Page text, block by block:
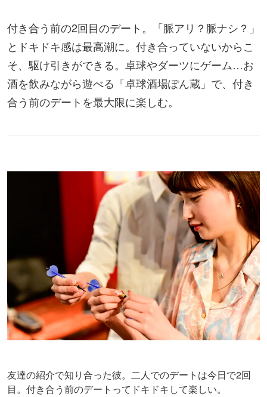
付き合う前の2回目のデート。「脈アリ？脈ナシ？」
とドキドキ感は最高潮に。付き合っていないからこ
そ、駆け引きができる。卓球やダーツにゲーム…お
酒を飲みながら遊べる「卓球酒場ぽん蔵」で、付き
合う前のデートを最大限に楽しむ。
友達の紹介で知り合った彼。二人でのデートは今日で2回
目。付き合う前のデートってドキドキして楽しい。